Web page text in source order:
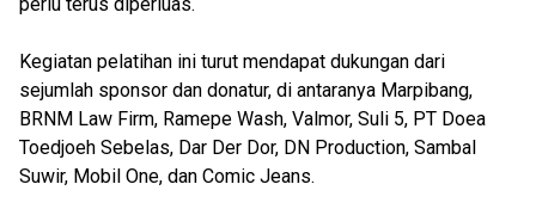
Kegiatan pelatihan ini turut mendapat dukungan dari
sejumlah sponsor dan donatur, di antaranya Marpibang,
BRNM Law Firm, Ramepe Wash, Valmor, Suli 5, PT Doea
Toedjoeh Sebelas, Dar Der Dor, DN Production, Sambal
Suwir, Mobil One, dan Comic Jeans.